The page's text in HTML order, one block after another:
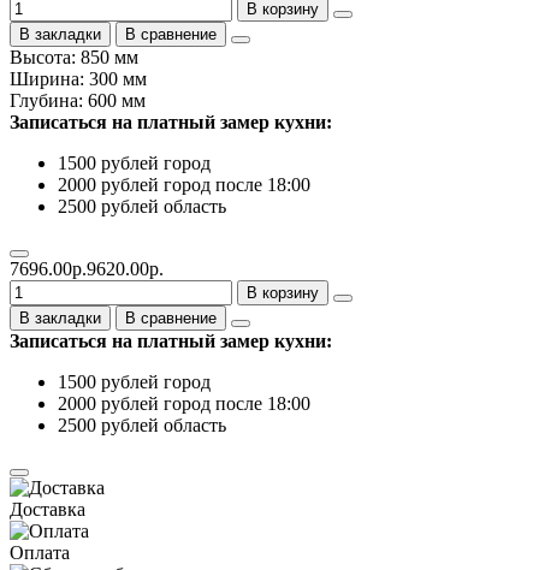
В корзину
В закладки
В сравнение
Высота: 850 мм
Ширина: 300 мм
Глубина: 600 мм
Записаться на платный замер кухни:
1500 рублей город
2000 рублей город после 18:00
2500 рублей область
7696.00р.9620.00р.
В корзину
В закладки
В сравнение
Записаться на платный замер кухни:
1500 рублей город
2000 рублей город после 18:00
2500 рублей область
Доставка
Оплата